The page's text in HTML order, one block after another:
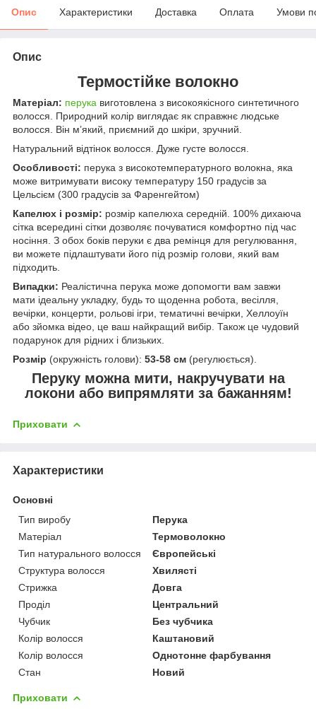
Опис Характеристики Доставка Оплата Умови
Опис
Термостійке волокно
Матеріал: перука виготовлена з високоякісного синтетичного
волосся. Природний колір виглядає як справжнє людське
волосся. Він м’який, приємний до шкіри, зручний.
Натуральний відтінок волосся. Дуже густе волосся.
Особливості: перука з високотемпературного волокна, яка
може витримувати високу температуру 150 градусів за
Цельсієм (300 градусів за Фаренгейтом)
Капелюх і розмір: розмір капелюха середній. 100% дихаюча
сітка всередині сітки дозволяє почуватися комфортно під час
носіння. З обох боків перуки є два ремінця для регулювання,
ви можете підлаштувати його під розмір голови, який вам
підходить.
Випадки: Реалістична перука може допомогти вам завжи
мати ідеальну укладку, будь то щоденна робота, весілля,
вечірки, концерти, рольові ігри, тематичні вечірки, Хеллоуїн
або зйомка відео, це ваш найкращий вибір. Також це чудовий
подарунок для рідних і близьких.
Розмір (окружність голови): 53-58 см (регулюється).
Перуку можна мити, накручувати на
локони або випрямляти за бажанням!
Приховати
Характеристики
Основні
Тип виробу
Перука
Матеріал
Термоволокно
Тип натурального волосся
Європейські
Структура волосся
Хвилясті
Стрижка
Довга
Проділ
Центральний
Чубчик
Без чубчика
Колір волосся
Каштановий
Колір волосся
Однотонне фарбування
Стан
Новий
Приховати